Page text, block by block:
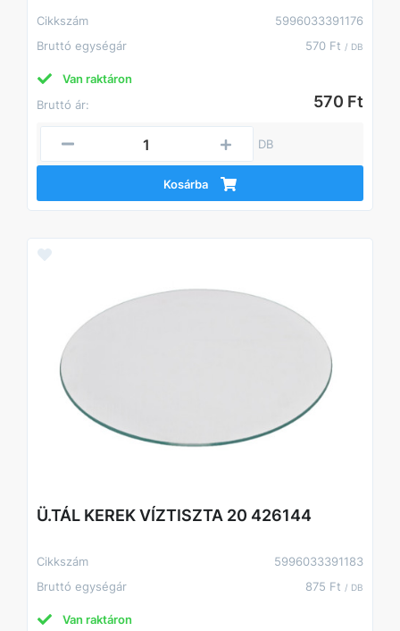
Cikkszám
5996033391176
Bruttó egységár
570 Ft / DB
Van raktáron
Bruttó ár:
570 Ft
DB
Kosárba
Ü.TÁL KEREK VÍZTISZTA 20 426144
Cikkszám
5996033391183
Bruttó egységár
875 Ft / DB
Van raktáron